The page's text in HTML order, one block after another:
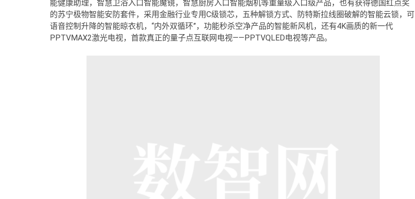
能健康助理，智慧卫浴入口智能魔镜，智慧厨房入口智能烟机等重量级入口级产品，也有获得德国红点奖
的苏宁极物智能安防套件，采用金融行业专用C级锁芯，五种解锁方式、防特斯拉线圈破解的智能云锁，可
语音控制升降的智能晾衣机，“内外双循环”，功能秒杀空净产品的智能新风机，还有4K画质的新一代
PPTVMAX2激光电视，首款真正的量子点互联网电视——PPTVQLED电视等产品。